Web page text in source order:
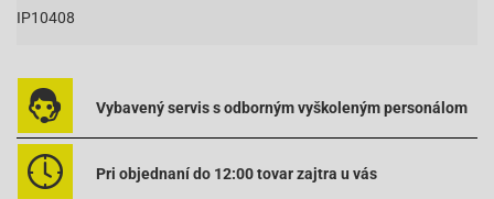
IP10408
Vybavený servis s odborným vyškoleným personálom
Pri objednaní do 12:00 tovar zajtra u vás